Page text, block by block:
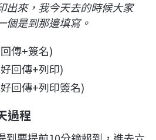
出來，我今天去的時候大家
個是到那邊填寫。
傳+簽名)
回傳+列印)
回傳+列印簽名)
過程